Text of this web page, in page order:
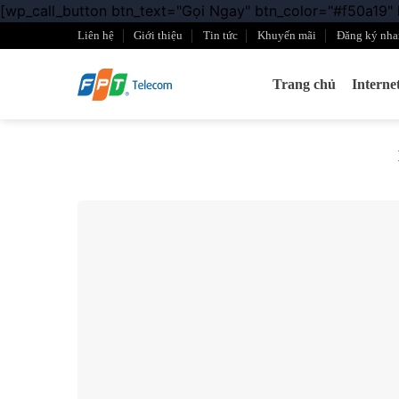
[wp_call_button btn_text="Gọi Ngay" btn_color="#f50a19"
Liên hệ Giới thiệu Tin tức Khuyến mãi Đăng ký
Trang chủ